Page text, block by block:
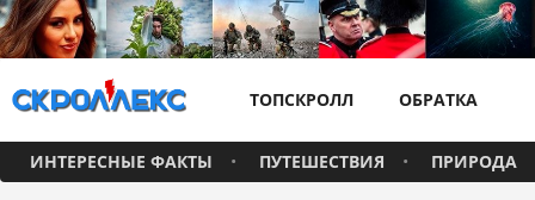
ТОПСКРОЛЛ ОБРАТКА
ИНТЕРЕСНЫЕ ФАКТЫ ПУТЕШЕСТВИЯ ПРИРОДА